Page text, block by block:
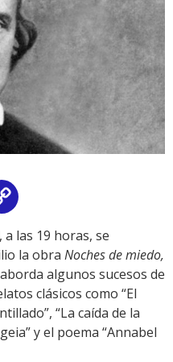
Link
las 19 horas, se
la obra Noches de miedo,
algunos sucesos de
clásicos como “El
“La caída de la
y el poema “Annabel